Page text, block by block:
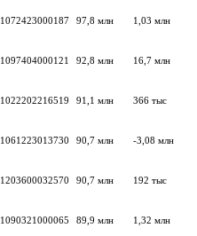
1072423000187 97,8 млн 1,03 млн
1097404000121 92,8 млн 16,7 млн
1022202216519 91,1 млн 366 тыс
1061223013730 90,7 млн -3,08 млн
1203600032570 90,7 млн 192 тыс
1090321000065 89,9 млн 1,32 млн